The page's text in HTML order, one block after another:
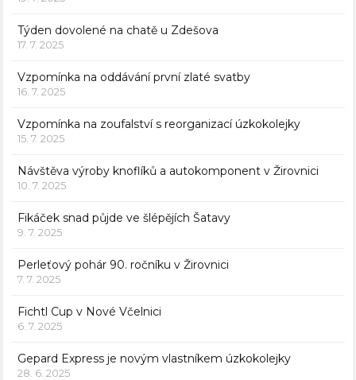
Týden dovolené na chatě u Zdešova
17. 7. 2025
Vzpomínka na oddávání první zlaté svatby
16. 7. 2025
Vzpomínka na zoufalství s reorganizací úzkokolejky
15. 7. 2025
Návštěva výroby knoflíků a autokomponent v Žirovnici
10. 7. 2025
Fikáček snad půjde ve šlépějích Šatavy
9. 7. 2025
Perleťový pohár 90. ročníku v Žirovnici
7. 7. 2025
Fichtl Cup v Nové Včelnici
6. 7. 2025
Gepard Express je novým vlastníkem úzkokolejky
28. 6. 2025